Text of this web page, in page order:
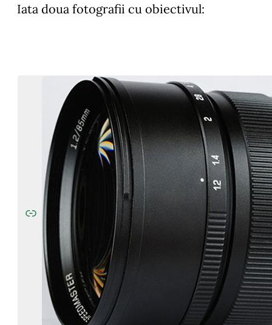
Iata doua fotografii cu obiectivul: